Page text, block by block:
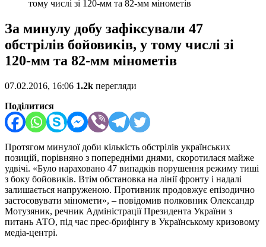
тому числі зі 120-мм та 82-мм мінометів
За минулу добу зафіксували 47
обстрілів бойовиків, у тому числі зі
120-мм та 82-мм мінометів
07.02.2016, 16:06 1.2k перегляди
Поділитися
Протягом минулої доби кількість обстрілів українських
позицій, порівняно з попередніми днями, скоротилася майже
удвічі. «Було нараховано 47 випадків порушення режиму тиші
з боку бойовиків. Втім обстановка на лінії фронту і надалі
залишається напруженою. Противник продовжує епізодично
застосовувати міномети», – повідомив полковник Олександр
Мотузяник, речник Адміністрації Президента України з
питань АТО, під час прес-брифінгу в Українському кризовому
медіа-центрі.